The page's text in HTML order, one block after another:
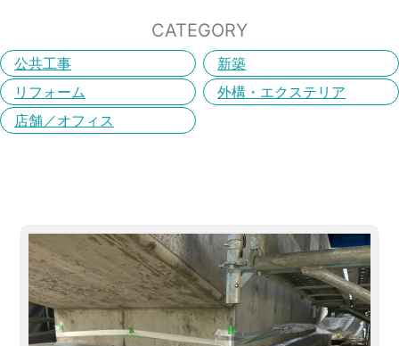
CATEGORY
公共工事
新築
リフォーム
外構・エクステリア
店舗／オフィス